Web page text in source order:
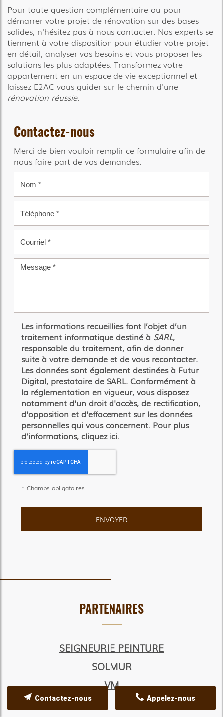
Pour toute question complémentaire ou pour
démarrer votre projet de rénovation sur des bases
solides, n'hésitez pas à nous contacter. Nos experts se
tiennent à votre disposition pour étudier votre projet
en détail, analyser vos besoins et vous proposer les
solutions les plus adaptées. Transformez votre
appartement en un espace de vie exceptionnel et
laissez E2AC vous guider sur le chemin d'une
rénovation réussie.
Contactez-nous
Merci de bien vouloir remplir ce formulaire afin de
nous faire part de vos demandes.
Les informations recueillies font l’objet d’un
traitement informatique destiné à SARL,
responsable du traitement, afin de donner
suite à votre demande et de vous recontacter.
Les données sont également destinées à Futur
Digital, prestataire de SARL. Conformément à
la réglementation en vigueur, vous disposez
notamment d'un droit d'accès, de rectification,
d'opposition et d'effacement sur les données
personnelles qui vous concernent. Pour plus
d’informations, cliquez ici.
* Champs obligatoires
PARTENAIRES
SEIGNEURIE PEINTURE
SOLMUR
VM
Appelez-nous
Contactez-nous